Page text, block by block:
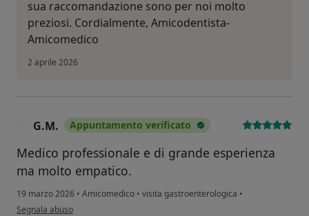
sua raccomandazione sono per noi molto
preziosi. Cordialmente, Amicodentista-
Amicomedico
2 aprile 2026
G.M. Appuntamento verificato
Medico professionale e di grande esperienza
ma molto empatico.
19 marzo 2026 • Amicomedico • visita gastroenterologica •
secondo l'opinione dell'utente G.M.
Segnala abuso